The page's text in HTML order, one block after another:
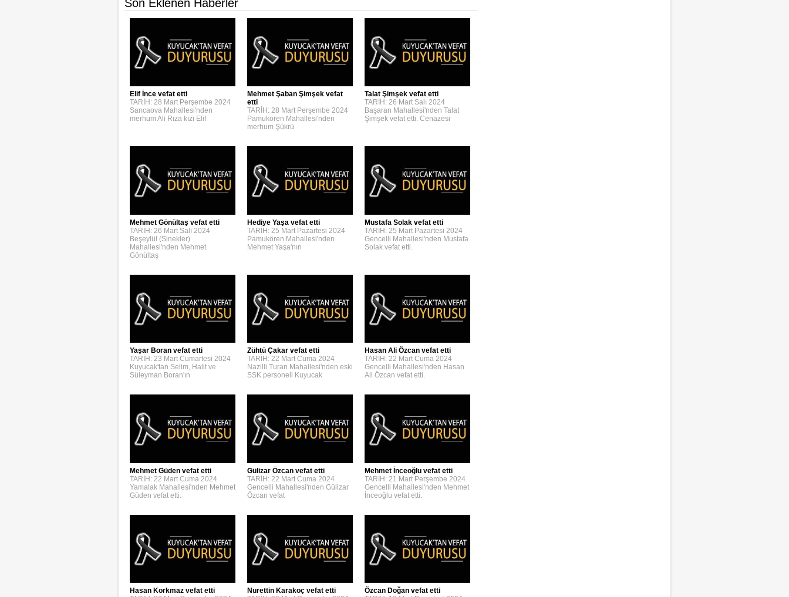
Son Eklenen Haberler
Elif İnce vefat etti
TARİH: 28 Mart Perşembe 2024
Sarıcaova Mahallesi'nden
merhum Ali Rıza kızı Elif
Mehmet Şaban Şimşek vefat
etti
TARİH: 28 Mart Perşembe 2024
Pamukören Mahallesi'nden
merhum Şükrü
Talat Şimşek vefat etti
TARİH: 26 Mart Salı 2024
Başaran Mahallesi'nden Talat
Şimşek vefat etti. Cenazesi
Mehmet Gönültaş vefat etti
TARİH: 26 Mart Salı 2024
Beşeylül (Sinekler)
Mahallesi'nden Mehmet
Gönültaş
Hediye Yaşa vefat etti
TARİH: 25 Mart Pazartesi 2024
Pamukören Mahallesi'nden
Mehmet Yaşa'nın
Mustafa Solak vefat etti
TARİH: 25 Mart Pazartesi 2024
Gencelli Mahallesi'nden Mustafa
Solak vefat etti.
Yaşar Boran vefat etti
TARİH: 23 Mart Cumartesi 2024
Kuyucak'tan Selim, Halit ve
Süleyman Boran'ın
Zühtü Çakar vefat etti
TARİH: 22 Mart Cuma 2024
Nazilli Turan Mahallesi'nden eski
SSK personeli Kuyucak
Hasan Ali Özcan vefat etti
TARİH: 22 Mart Cuma 2024
Gencelli Mahallesi'nden Hasan
Ali Özcan vefat etti.
Mehmet Güden vefat etti
TARİH: 22 Mart Cuma 2024
Yamalak Mahallesi'nden Mehmet
Güden vefat etti.
Gülizar Özcan vefat etti
TARİH: 22 Mart Cuma 2024
Gencelli Mahallesi'nden Gülizar
Özcan vefat
Mehmet İnceoğlu vefat etti
TARİH: 21 Mart Perşembe 2024
Gencelli Mahallesi'nden Mehmet
İnceoğlu vefat etti.
Hasan Korkmaz vefat etti
Nurettin Karakoç vefat etti
Özcan Doğan vefat etti